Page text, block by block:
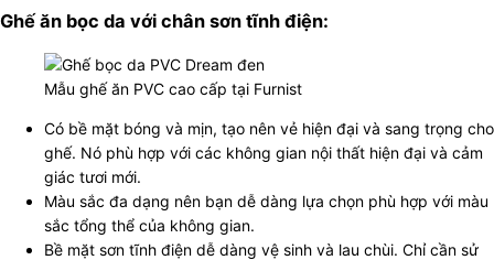
Ghế ăn bọc da với chân sơn tĩnh điện:
Mẫu ghế ăn PVC cao cấp tại Furnist
Có bề mặt bóng và mịn, tạo nên vẻ hiện đại và sang trọng cho
ghế. Nó phù hợp với các không gian nội thất hiện đại và cảm
giác tươi mới.
Màu sắc đa dạng nên bạn dễ dàng lựa chọn phù hợp với màu
sắc tổng thể của không gian.
Bề mặt sơn tĩnh điện dễ dàng vệ sinh và lau chùi. Chỉ cần sử